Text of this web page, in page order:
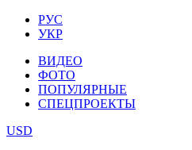
РУС
УКР
ВИДЕО
ФОТО
ПОПУЛЯРНЫЕ
СПЕЦПРОЕКТЫ
USD